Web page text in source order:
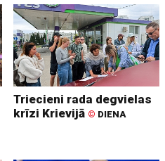
Triecieni rada degvielas
krīzi Krievijā © DIENA